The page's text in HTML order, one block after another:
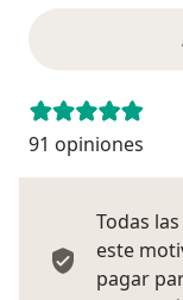
91 opiniones
Todas
este
pagar